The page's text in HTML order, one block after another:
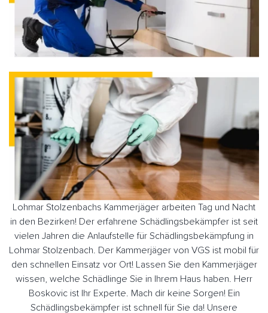
Lohmar Stolzenbachs Kammerjäger arbeiten Tag und Nacht
in den Bezirken! Der erfahrene Schädlingsbekämpfer ist seit
vielen Jahren die Anlaufstelle für Schädlingsbekämpfung in
Lohmar Stolzenbach. Der Kammerjäger von VGS ist mobil für
den schnellen Einsatz vor Ort! Lassen Sie den Kammerjäger
wissen, welche Schädlinge Sie in Ihrem Haus haben. Herr
Boskovic ist Ihr Experte. Mach dir keine Sorgen! Ein
Schädlingsbekämpfer ist schnell für Sie da! Unsere